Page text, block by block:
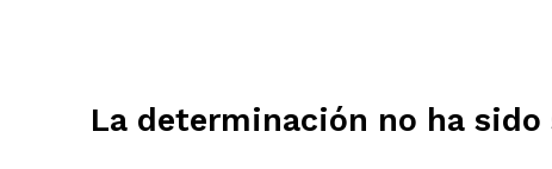
La determinación no ha